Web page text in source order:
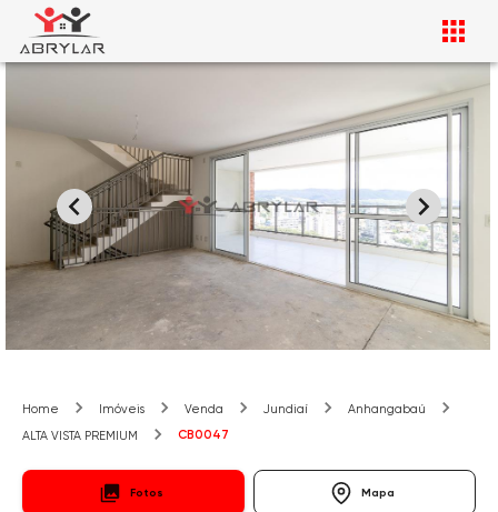
Home Imóveis Venda Jundiaí
Anhangabaú
ALTA VISTA PREMIUM
CB0047
Fotos Mapa